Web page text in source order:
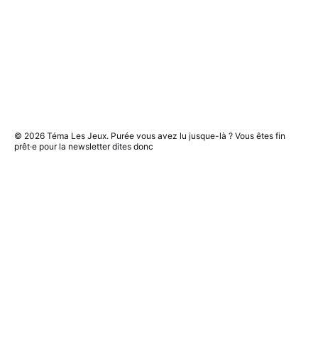
© 2026 Téma Les Jeux. Purée vous avez lu jusque-là ? Vous êtes fin
prêt·e pour la newsletter dites donc